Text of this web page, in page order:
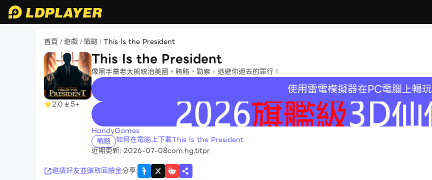
首頁 / 遊戲 / 戰略 / This Is the President
2.0 5+
This Is the President
像黑手黨老大般統治美國。賄賂、勒索，逃避你過去的罪行！
使用雷電模擬器在PC電腦上暢玩
recommend
HandyGames
戰略 如何在電腦上下載This Is the President
近期更新: 2026-07-08com.hg.titpr
邀請好友並賺取回饋金分享: